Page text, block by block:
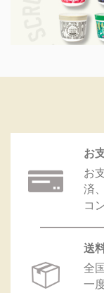
お
お
済
コ
送
全
一